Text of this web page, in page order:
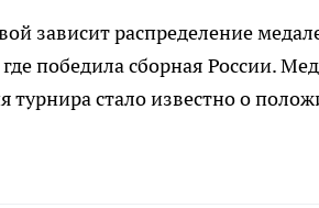
зависит распределение
победила сборная России.
турнира стало известно о